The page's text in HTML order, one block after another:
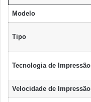
Modelo
Tipo
Tecnologia de Impressão
Velocidade de Impressão